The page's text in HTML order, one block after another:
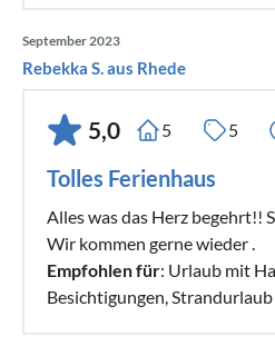
September 2023
Rebekka S. aus Rhede
5,0 5 5
Tolles Ferienhaus
Alles was das Herz begehrt!!
Wir kommen gerne wieder .
Empfohlen für: Urlaub mit
Besichtigungen, Strandurlaub